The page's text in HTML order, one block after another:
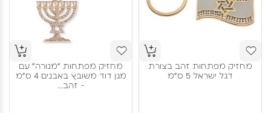
מחזיק מפתחות זהב בצורת
דגל ישראל 5 ס"מ
מחזיק מפתחות "מנורה" עם
מגן דוד משובץ באבנים 4 ס"מ
- זהב...